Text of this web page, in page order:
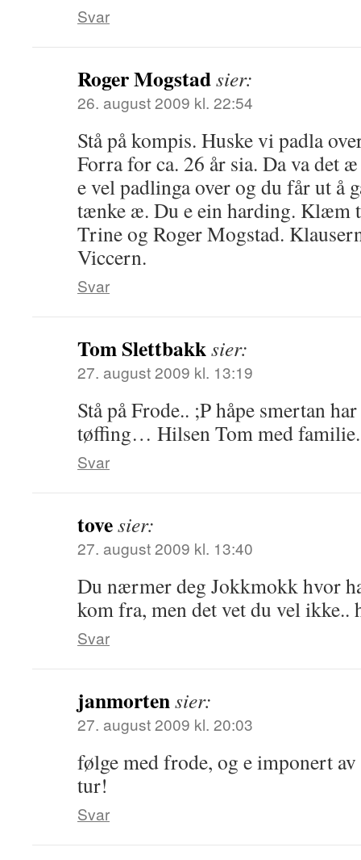
Svar
Roger Mogstadsier:
26. august 2009 kl. 22:54
Stå på kompis. Huske vi padla
Forra for ca. 26 år sia. Da va det
e vel padlinga over og du får ut å
tænke æ. Du e ein harding. Klæm
Trine og Roger Mogstad.
Viccern.
Svar
Tom Slettbakksier:
27. august 2009 kl. 13:19
Stå på Frode.. ;P håpe smertan
tøffing… Hilsen Tom med
Svar
tovesier:
27. august 2009 kl. 13:40
Du nærmer deg Jokkmokk hvor
kom fra, men det vet du vel ikke..
Svar
janmortensier:
27. august 2009 kl. 20:03
følge med frode, og e imponert
tur!
Svar